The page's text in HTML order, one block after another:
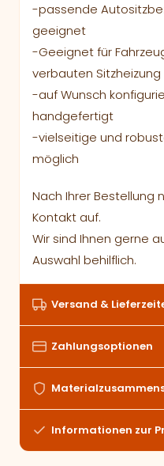
-passende
geeignet
-Geeignet für
verbauten Sitzheizung
-auf Wunsch
handgefertigt
-vielseitige und
möglich
Nach Ihrer Bestellung
Kontakt auf.
Wir sind Ihnen gerne
Auswahl behilflich.
Versand &
Zahlungsoptionen
Informationen zur